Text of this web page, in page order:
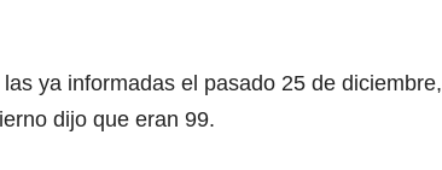
ya informadas el pasado 25 de diciembre,
dijo que eran 99.